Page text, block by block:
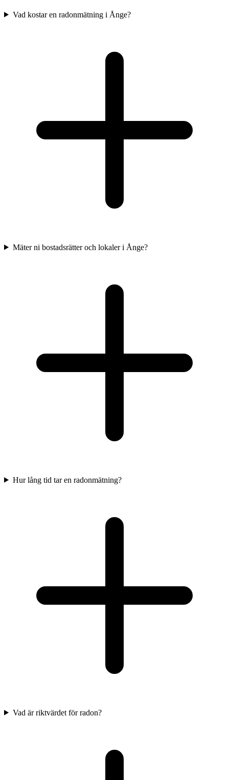
Vad kostar en radonmätning i Ånge?
Mäter ni bostadsrätter och lokaler i Ånge?
Hur lång tid tar en radonmätning?
Vad är riktvärdet för radon?